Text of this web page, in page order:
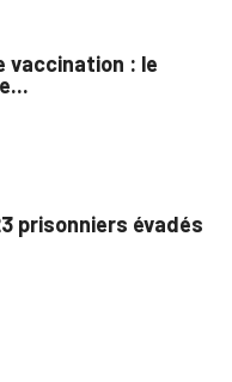
vaccination : le
prisonniers évadés